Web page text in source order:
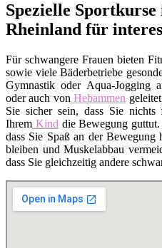
Spezielle
Rheinland für
Für schwangere Frauen bieten
sowie viele Bäderbetriebe
Gymnastik oder Aqua-Jogging
oder auch von Hebammen
Sie sicher sein, dass Sie
Ihrem Kind die Bewegung
dass Sie Spaß an der
bleiben und Muskelabbau
dass Sie gleichzeitig andere